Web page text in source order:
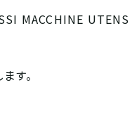
MACCHINE UTENS
す。